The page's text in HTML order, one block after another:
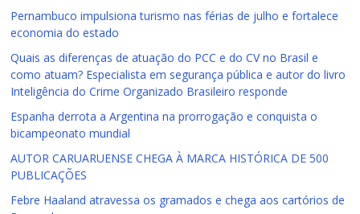
Pernambuco impulsiona turismo nas férias de julho e fortalece
economia do estado
Quais as diferenças de atuação do PCC e do CV no Brasil e
como atuam? Especialista em segurança pública e autor do livro
Inteligência do Crime Organizado Brasileiro responde
Espanha derrota a Argentina na prorrogação e conquista o
bicampeonato mundial
AUTOR CARUARUENSE CHEGA À MARCA HISTÓRICA DE 500
PUBLICAÇÕES
Febre Haaland atravessa os gramados e chega aos cartórios de